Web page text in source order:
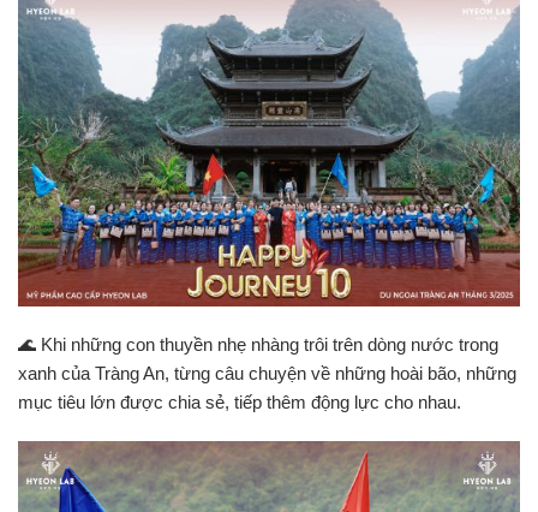
🌊 Khi những con thuyền nhẹ nhàng trôi trên dòng nước trong
xanh của Tràng An, từng câu chuyện về những hoài bão, những
mục tiêu lớn được chia sẻ, tiếp thêm động lực cho nhau.